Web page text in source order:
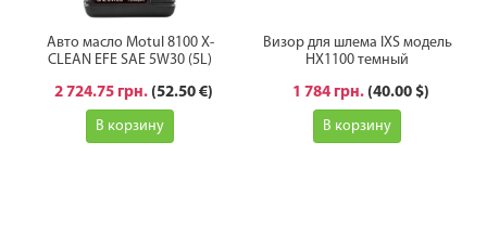
Авто масло Motul 8100 X-
CLEAN EFE SAE 5W30 (5L)
2 724.75 грн. (52.50 €)
В корзину
Визор для шлема IXS модель
HX1100 темный
1 784 грн. (40.00 $)
В корзину